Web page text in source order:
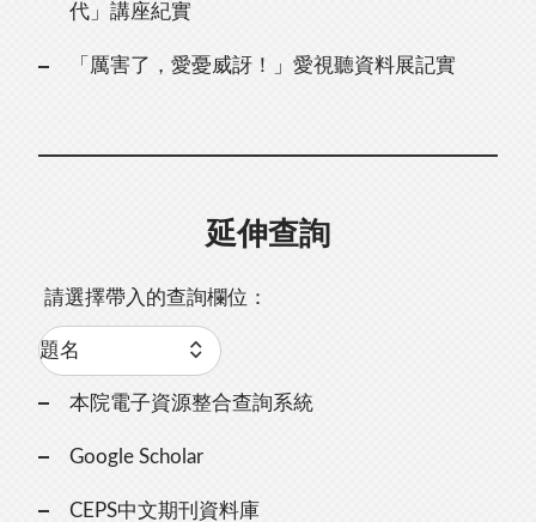
代」講座紀實
「厲害了，愛憂威訝！」愛視聽資料展記實
延伸查詢
請選擇帶入的查詢欄位：
本院電子資源整合查詢系統
Google Scholar
CEPS中文期刊資料庫